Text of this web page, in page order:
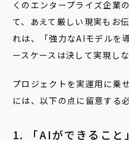
くのエンタープライズ企業
て、あえて厳しい現実もお
れは、「強力なAIモデルを
ースケースは決して実現し
プロジェクトを実運用に乗
には、以下の点に留意する
1. 「AIができること